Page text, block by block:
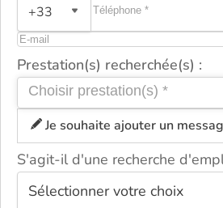
+33
Prestation(s) recherchée(s) :
Je souhaite ajouter un
S'agit-il d'une recherche
ou